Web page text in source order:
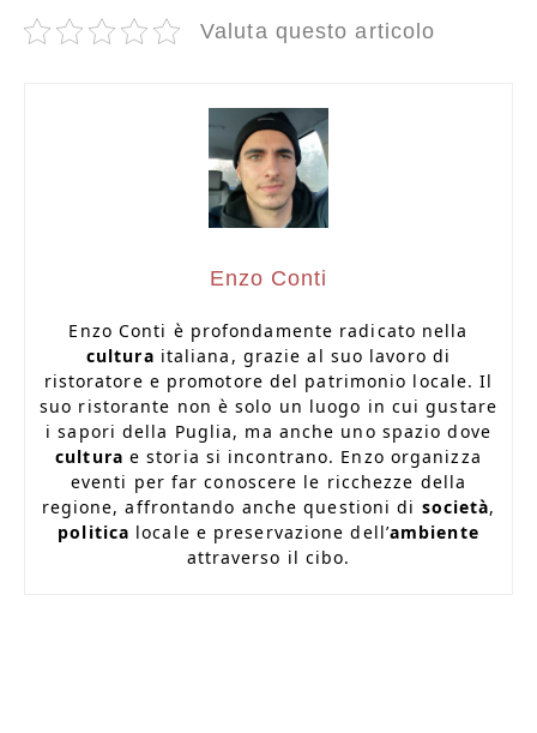
Valuta questo articolo
Enzo Conti
Enzo Conti è profondamente radicato nella
cultura italiana, grazie al suo lavoro di
ristoratore e promotore del patrimonio locale. Il
suo ristorante non è solo un luogo in cui gustare
i sapori della Puglia, ma anche uno spazio dove
cultura e storia si incontrano. Enzo organizza
eventi per far conoscere le ricchezze della
regione, affrontando anche questioni di società,
politica locale e preservazione dell’ambiente
attraverso il cibo.